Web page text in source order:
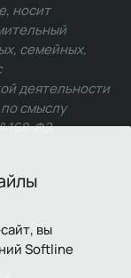
вы
Softline
носит
семейных,
деятельности
смыслу
168-ФЗ.